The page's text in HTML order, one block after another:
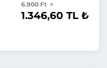
6.900 Ft =
1.346,60 TL ₺